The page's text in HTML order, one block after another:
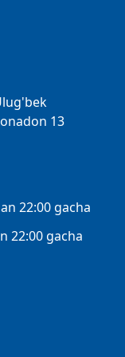
13
22:00 gacha
22:00 gacha